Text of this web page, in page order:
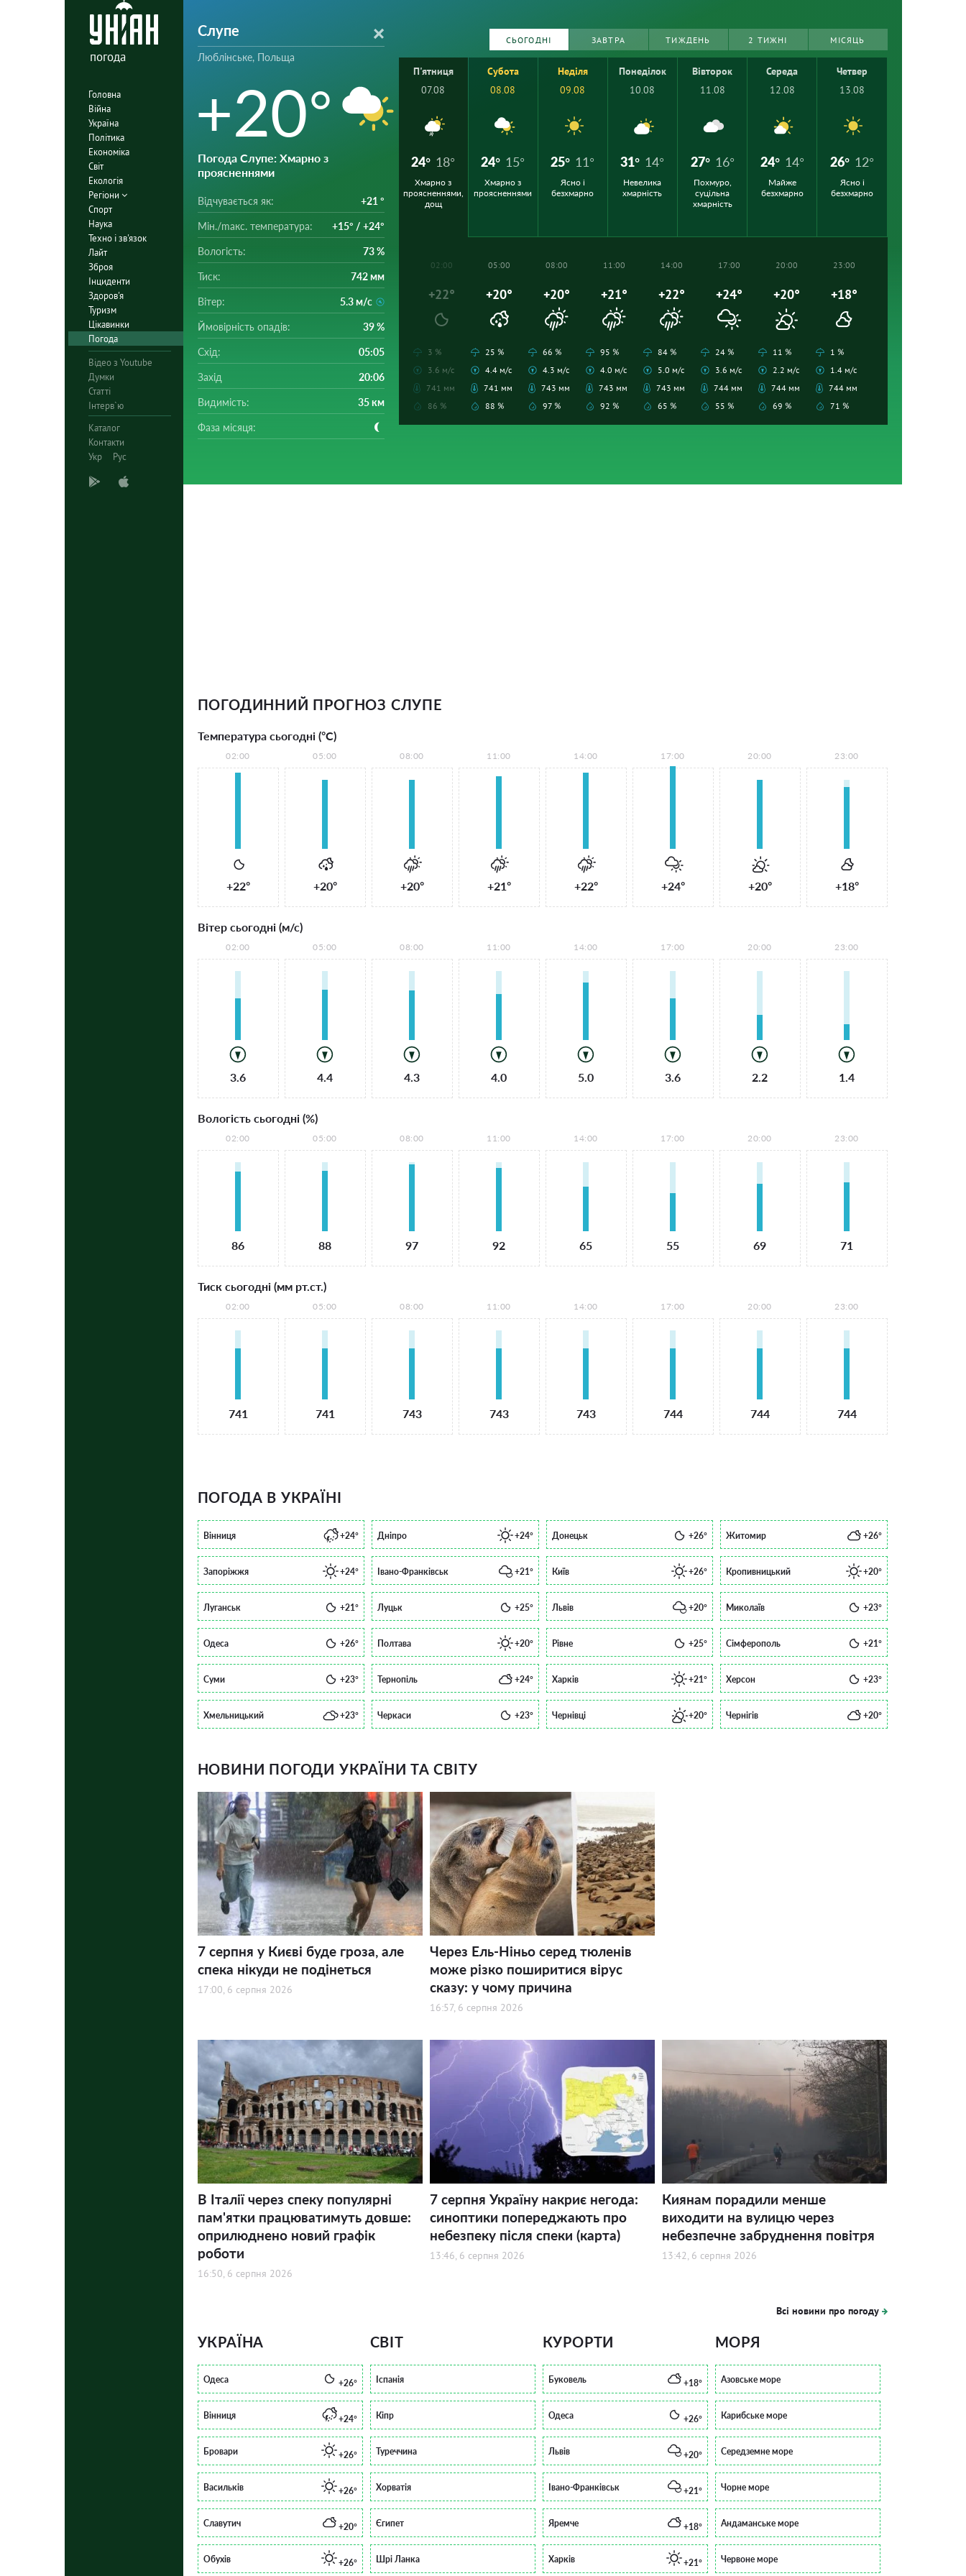
погода
Головна
Війна
Україна
Політика
Економіка
Світ
Екологія
Регіони
Спорт
Наука
Техно і зв'язок
Лайт
Зброя
Інциденти
Здоров'я
Туризм
Цікавинки
Погода
Відео з Youtube
Думки
Статті
Інтерв`ю
Каталог
Контакти
Укр
Рус
Слупе
Люблінське, Польща
+20°
Погода Слупе: Хмарно з
проясненнями
Відчувається як: +21 °
Мін./mакс. температура: +15° / +24°
Вологість: 73 %
Тиск: 742 мм
Вітер: 5.3 м/с
Ймовірність опадів: 39 %
Схід: 05:05
Захід 20:06
Видимість: 35 км
Фаза місяця:
СЬОГОДНІ ЗАВТРА ТИЖДЕНЬ 2 ТИЖНІ МІСЯЦЬ
П'ятниця
07.08
24° 18°
Хмарно з
проясненнями,
дощ
Субота
08.08
24° 15°
Хмарно з
проясненнями
Неділя
09.08
25° 11°
Ясно і
безхмарно
Понеділок
10.08
31° 14°
Невелика
хмарність
Вівторок
11.08
27° 16°
Похмуро,
суцільна
хмарність
Середа
12.08
24° 14°
Майже
безхмарно
Четвер
13.08
26° 12°
Ясно і
безхмарно
02:00
+22°
3 %
3.6 м/с
741 мм
86 %
05:00
+20°
25 %
4.4 м/с
741 мм
88 %
08:00
+20°
66 %
4.3 м/с
743 мм
97 %
11:00
+21°
95 %
4.0 м/с
743 мм
92 %
14:00
+22°
84 %
5.0 м/с
743 мм
65 %
17:00
+24°
24 %
3.6 м/с
744 мм
55 %
20:00
+20°
11 %
2.2 м/с
744 мм
69 %
23:00
+18°
1 %
1.4 м/с
744 мм
71 %
ПОГОДИННИЙ ПРОГНОЗ СЛУПЕ
Температура сьогодні (°С)
02:00
+22°
05:00
+20°
08:00
+20°
11:00
+21°
14:00
+22°
17:00
+24°
20:00
+20°
23:00
+18°
Вітер сьогодні (м/с)
02:00
3.6
05:00
4.4
08:00
4.3
11:00
4.0
14:00
5.0
17:00
3.6
20:00
2.2
23:00
1.4
Вологість сьогодні (%)
02:00
86
05:00
88
08:00
97
11:00
92
14:00
65
17:00
55
20:00
69
23:00
71
Тиск сьогодні (мм рт.ст.)
02:00
741
05:00
741
08:00
743
11:00
743
14:00
743
17:00
744
20:00
744
23:00
744
ПОГОДА В УКРАЇНІ
Вінниця +24° Дніпро +24° Донецьк +26° Житомир +26°
Запоріжжя +24° Івано-Франківськ +21° Київ +26° Кропивницький +20°
Луганськ +21° Луцьк +25° Львів +20° Миколаїв +23°
Одеса +26° Полтава +20° Рівне +25° Сімферополь +21°
Суми +23° Тернопіль +24° Харків +21° Херсон +23°
Хмельницький +23° Черкаси +23° Чернівці +20° Чернігів +20°
НОВИНИ ПОГОДИ УКРАЇНИ ТА СВІТУ
7 серпня у Києві буде гроза, але
спека нікуди не подінеться
17:00, 6 серпня 2026
Через Ель-Ніньо серед тюленів
може різко поширитися вірус
сказу: у чому причина
16:57, 6 серпня 2026
В Італії через спеку популярні
пам'ятки працюватимуть довше:
оприлюднено новий графік
роботи
16:50, 6 серпня 2026
7 серпня Україну накриє негода:
синоптики попереджають про
небезпеку після спеки (карта)
13:46, 6 серпня 2026
Киянам порадили менше
виходити на вулицю через
небезпечне забруднення повітря
13:42, 6 серпня 2026
Всі новини про погоду
УКРАЇНА
Одеса +26°
Вінниця +24°
Бровари +26°
Васильків +26°
Славутич +20°
Обухів +26°
СВІТ
Іспанія
Кіпр
Туреччина
Хорватія
Єгипет
Шрі Ланка
КУРОРТИ
Буковель +18°
Одеса +26°
Львів +20°
Івано-Франківськ +21°
Яремче +18°
Харків +21°
МОРЯ
Азовське море
Карибське море
Середземне море
Чорне море
Андаманське море
Червоне море